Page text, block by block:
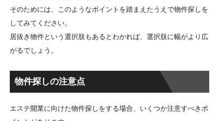
そのためには、このようなポイントを踏まえたうえで物件探しを
してみてください。
居抜き物件という選択肢もあるとわかれば、選択肢に幅がより広
がるでしょう。
物件探しの注意点
エステ開業に向けた物件探しをする場合、いくつか注意すべきポ